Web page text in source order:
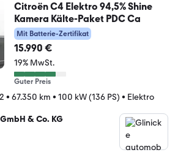
Citroën C4 Elektro 94,5% Shine
Kamera Kälte-Paket PDC Ca
Mit Batterie-Zertifikat
15.990 €
19% MwSt.
Guter Preis
• 67.350 km • 100 kW (136 PS) • Elektro
& Co. KG